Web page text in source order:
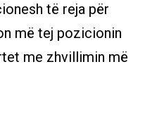
të reja për
më tej pozicionin
me zhvillimin më